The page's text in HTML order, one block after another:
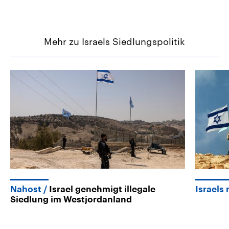
Mehr zu Israels Siedlungspolitik
Nahost
Israel genehmigt illegale
Siedlung im Westjordanland
Israels